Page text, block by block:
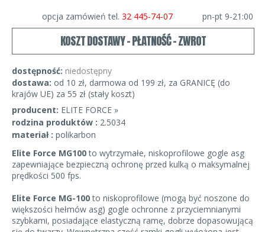
opcja zamówień tel. 32 445-74-07 pn-pt 9-21:00
KOSZT DOSTAWY - PŁATNOŚĆ - ZWROT
dostępność: niedostępny
dostawa: od 10 zł, darmowa od 199 zł, za GRANICĘ (do
krajów UE) za 55 zł (stały koszt)
producent: ELITE FORCE »
rodzina produktów : 2.5034
materiał : polikarbon
Elite Force MG100to wytrzymałe, niskoprofilowe gogle asg
zapewniające bezpieczną ochronę przed kulką o maksymalnej
prędkości 500 fps.
Elite Force MG-100to niskoprofilowe (mogą być noszone do
większości hełmów asg) gogle ochronne z przyciemnianymi
szybkami, posiadające elastyczną ramę, dobrze dopasowującą